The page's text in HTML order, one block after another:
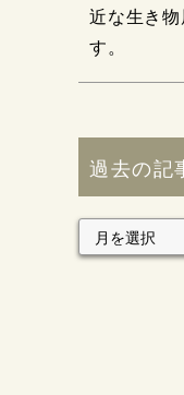
近な生き
す。
過去の記